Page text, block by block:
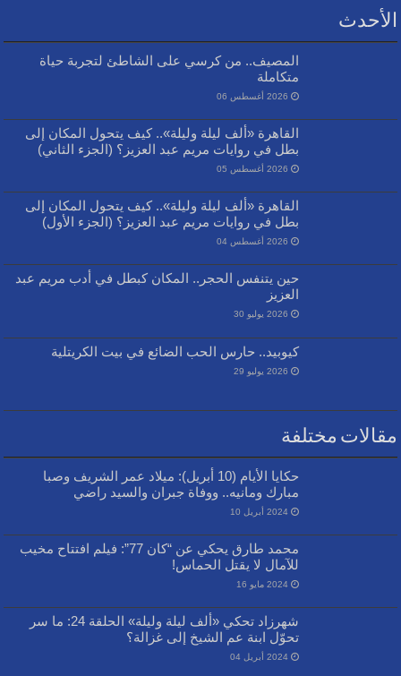
الأحدث
المصيف.. من كرسي على الشاطئ لتجربة حياة
متكاملة
2026 أغسطس 06
القاهرة «ألف ليلة وليلة».. كيف يتحول المكان إلى
بطل في روايات مريم عبد العزيز؟ (الجزء الثاني)
2026 أغسطس 05
القاهرة «ألف ليلة وليلة».. كيف يتحول المكان إلى
بطل في روايات مريم عبد العزيز؟ (الجزء الأول)
2026 أغسطس 04
حين يتنفس الحجر.. المكان كبطل في أدب مريم عبد
العزيز
2026 يوليو 30
كيوبيد.. حارس الحب الضائع في بيت الكريتلية
2026 يوليو 29
مقالات مختلفة
حكايا الأيام (10 أبريل): ميلاد عمر الشريف وصبا
مبارك ومانيه.. ووفاة جبران والسيد راضي
2024 أبريل 10
محمد طارق يحكي عن “كان 77”: فيلم افتتاح مخيب
للآمال لا يقتل الحماس!
2024 مايو 16
شهرزاد تحكي «ألف ليلة وليلة» الحلقة 24: ما سر
تحوّل ابنة عم الشيخ إلى غزالة؟
2024 أبريل 04